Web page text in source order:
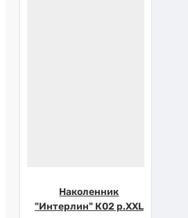
Наколенник
"Интерлин" К02 р.XXL